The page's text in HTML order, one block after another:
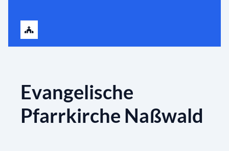
Evangelische
Pfarrkirche Naßwald